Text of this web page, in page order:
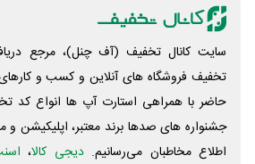
سایت کانال تخفیف (آف چنل)، مرجع
تخفیف فروشگاه های آنلاین و کسب و‌
حاضر با همراهی استارت آپ ها انواع کد
جشنواره های صدها برند معتبر، اپلیکیشن و
اطلاع مخاطبان می‌رسانیم. دیجی کالا،